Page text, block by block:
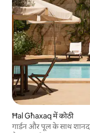
Ħal Għaxaq में कोठी
गार्डन और पूल के साथ